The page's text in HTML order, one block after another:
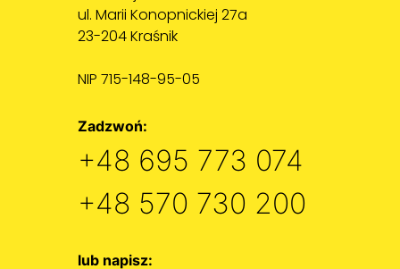
ul. Marii Konopnickiej 27a
23-204 Kraśnik
NIP 715-148-95-05
Zadzwoń:
+48 695 773 074
+48 570 730 200
lub napisz: